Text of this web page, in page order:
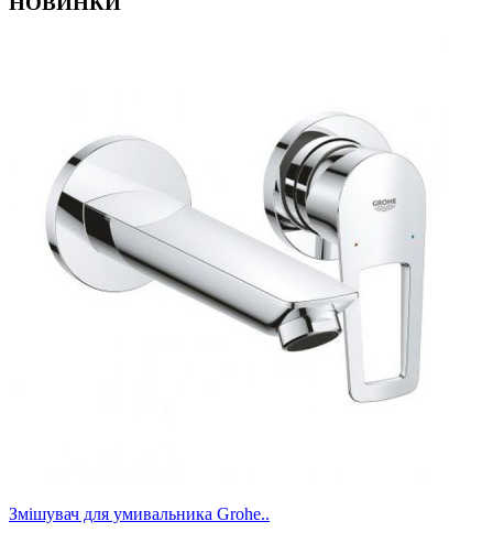
Змішувач для умивальника Grohe..